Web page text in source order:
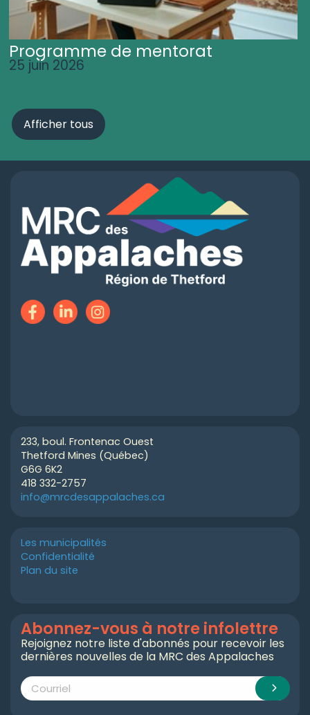
Programme de mentorat
25 juin 2026
Afficher tous
233, boul. Frontenac Ouest
Thetford Mines (Québec)
G6G 6K2
418 332-2757
info@mrcdesappalaches.ca
Les municipalités
Confidentialité
Plan du site
Abonnez-vous à notre infolettre
Rejoignez notre liste d'abonnés pour recevoir les
dernières nouvelles de la MRC des Appalaches